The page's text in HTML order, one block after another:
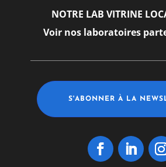
NOTRE LAB VITRINE
Voir nos laboratoires
S'ABONNER À LA